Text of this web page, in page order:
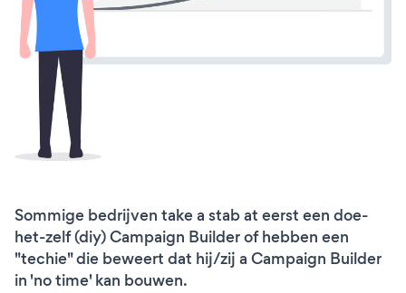
Sommige bedrijven take a stab at eerst een doe-
het-zelf (diy) Campaign Builder of hebben een
"techie" die beweert dat hij/zij a Campaign Builder
in 'no time' kan bouwen.